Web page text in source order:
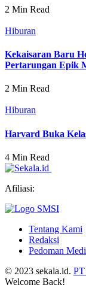
2 Min Read
Hiburan
Kekaisaran Baru
Pertarungan Epik
2 Min Read
Hiburan
Harvard Buka
4 Min Read
Afiliasi:
Tentang Kami
Redaksi
Pedoman
© 2023 sekala.id.
Welcome Back!